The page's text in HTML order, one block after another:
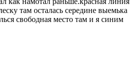
там осталась середине выемька
свободная место там и я синим